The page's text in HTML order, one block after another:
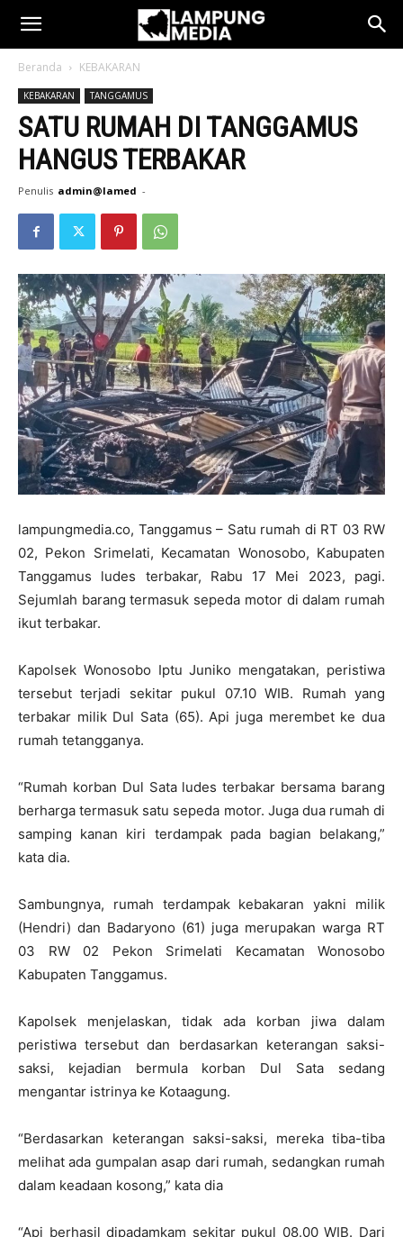
Beranda KEBAKARAN
KEBAKARAN TANGGAMUS
SATU RUMAH DI TANGGAMUS
HANGUS TERBAKAR
Penulis admin@lamed -
lampungmedia.co, Tanggamus – Satu rumah di RT 03 RW
02, Pekon Srimelati, Kecamatan Wonosobo, Kabupaten
Tanggamus ludes terbakar, Rabu 17 Mei 2023, pagi.
Sejumlah barang termasuk sepeda motor di dalam rumah
ikut terbakar.
Kapolsek Wonosobo Iptu Juniko mengatakan, peristiwa
tersebut terjadi sekitar pukul 07.10 WIB. Rumah yang
terbakar milik Dul Sata (65). Api juga merembet ke dua
rumah tetangganya.
“Rumah korban Dul Sata ludes terbakar bersama barang
berharga termasuk satu sepeda motor. Juga dua rumah di
samping kanan kiri terdampak pada bagian belakang,”
kata dia.
Sambungnya, rumah terdampak kebakaran yakni milik
(Hendri) dan Badaryono (61) juga merupakan warga RT
03 RW 02 Pekon Srimelati Kecamatan Wonosobo
Kabupaten Tanggamus.
Kapolsek menjelaskan, tidak ada korban jiwa dalam
peristiwa tersebut dan berdasarkan keterangan saksi-
saksi, kejadian bermula korban Dul Sata sedang
mengantar istrinya ke Kotaagung.
“Berdasarkan keterangan saksi-saksi, mereka tiba-tiba
melihat ada gumpalan asap dari rumah, sedangkan rumah
dalam keadaan kosong,” kata dia
“Api berhasil dipadamkam sekitar pukul 08.00 WIB. Dari